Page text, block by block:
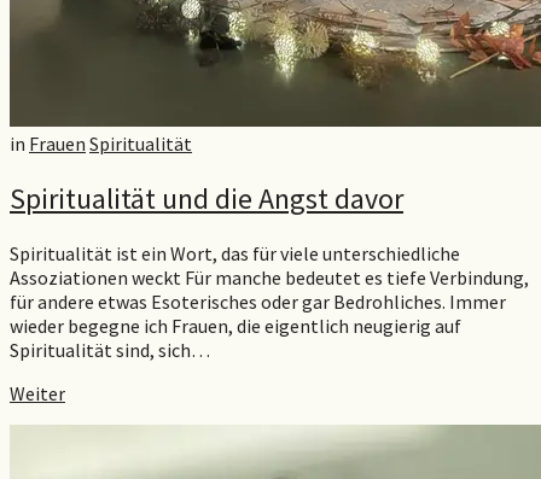
in Frauen Spiritualität
Spiritualität und die Angst davor
Spiritualität ist ein Wort, das für viele unterschiedliche
Assoziationen weckt Für manche bedeutet es tiefe Verbindung,
für andere etwas Esoterisches oder gar Bedrohliches. Immer
wieder begegne ich Frauen, die eigentlich neugierig auf
Spiritualität sind, sich…
Weiter